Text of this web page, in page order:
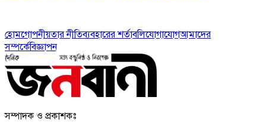
হোমগোপনীয়তার নীতিব্যবহারের শর্তাবলিযোগাযোগআমাদের
সম্পর্কেবিজ্ঞাপন
সম্পাদক ও প্রকাশকঃ